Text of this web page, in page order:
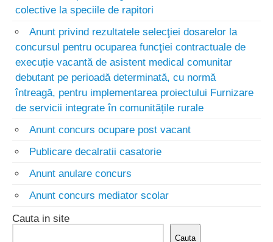
colective la speciile de rapitori
Anunt privind rezultatele selecţiei dosarelor la
concursul pentru ocuparea funcţiei contractuale de
execuție vacantă de asistent medical comunitar
debutant pe perioadă determinată, cu normă
întreagă, pentru implementarea proiectului Furnizare
de servicii integrate în comunitățile rurale
Anunt concurs ocupare post vacant
Publicare decalratii casatorie
Anunt anulare concurs
Anunt concurs mediator scolar
Cauta in site
Cauta